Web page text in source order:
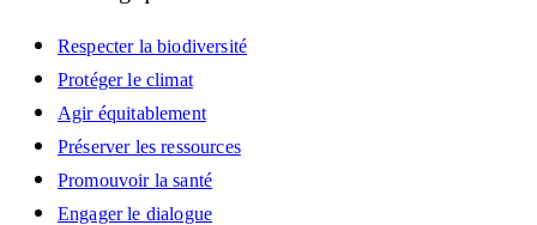
Respecter la biodiversité
Protéger le climat
Agir équitablement
Préserver les ressources
Promouvoir la santé
Engager le dialogue